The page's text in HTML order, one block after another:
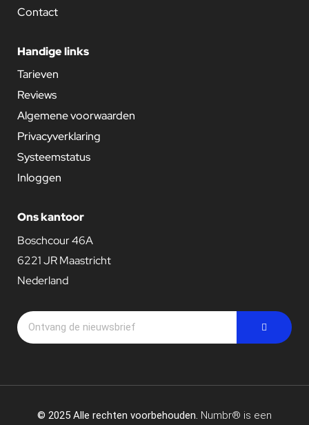
Contact
Handige links
Tarieven
Reviews
Algemene voorwaarden
Privacyverklaring
Systeemstatus
Inloggen
Ons kantoor
Boschcour 46A
6221 JR Maastricht
Nederland
© 2025 Alle rechten voorbehouden. Numbr® is een